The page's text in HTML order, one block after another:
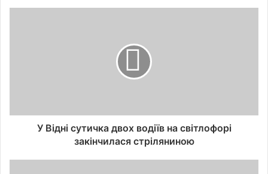
У Відні сутичка двох водіїв на світлофорі
закінчилася стріляниною